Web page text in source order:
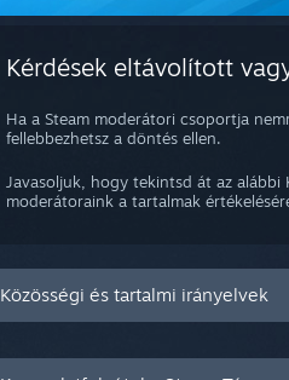
Kérdések eltávolított
Ha a Steam moderátori csoportja
fellebbezhetsz a döntés ellen.
Javasoljuk, hogy tekintsd át az alábbi
moderátoraink a tartalmak
Közösségi és tartalmi irányelvek